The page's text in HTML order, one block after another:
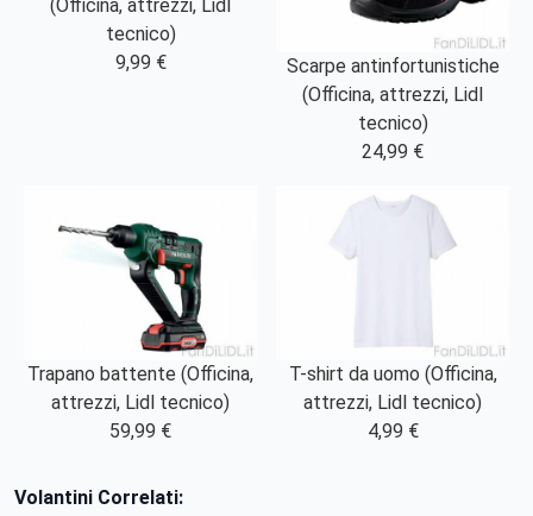
(Officina, attrezzi, Lidl
tecnico)
9,99 €
Scarpe antinfortunistiche
(Officina, attrezzi, Lidl
tecnico)
24,99 €
Trapano battente (Officina,
attrezzi, Lidl tecnico)
59,99 €
T-shirt da uomo (Officina,
attrezzi, Lidl tecnico)
4,99 €
Volantini Correlati: